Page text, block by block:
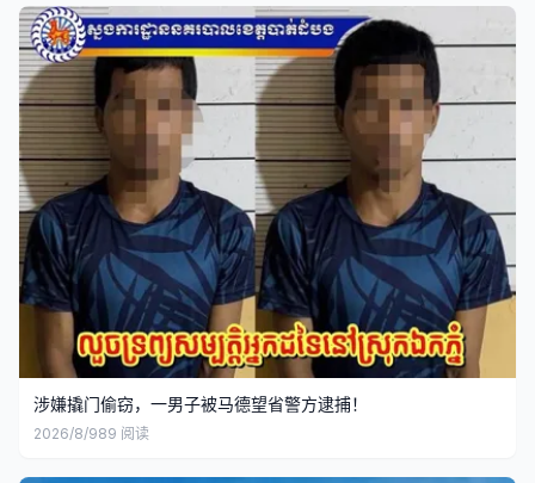
涉嫌撬门偷窃，一男子被马德望省警方逮捕！
2026/8/989 阅读